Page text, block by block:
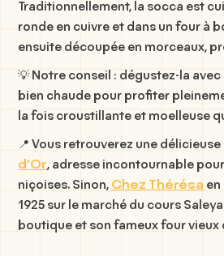
Traditionnellement, la socca est
ronde en cuivre et dans un four à
ensuite découpée en morceaux,
💡 Notre conseil : dégustez-la
bien chaude pour profiter
la fois croustillante et moelleuse
📍 Vous retrouverez une délicieuse
d’Or, adresse incontournable
niçoises. Sinon, Chez Thérésa en
1925 sur le marché du cours
boutique et son fameux four vieux